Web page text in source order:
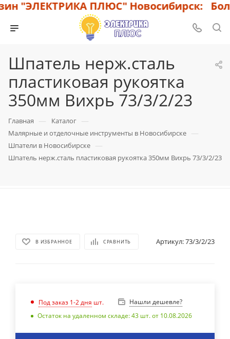
"ЭЛЕКТРИКА ПЛЮС" Новосибирск:
Шпатель нерж.cталь
пластиковая рукоятка
350мм Вихрь 73/3/2/23
Главная — Каталог —
Малярные и отделочные инструменты в Новосибирске —
Шпатели в Новосибирске —
Шпатель нерж.cталь пластиковая рукоятка 350мм Вихрь 73/3/2/23
В ИЗБРАННОЕ СРАВНИТЬ Артикул:73/3/2/23
Под заказ 1-2 дня шт.
Нашли дешевле?
Остаток на удаленном складе: 43 шт. от 10.08.2026